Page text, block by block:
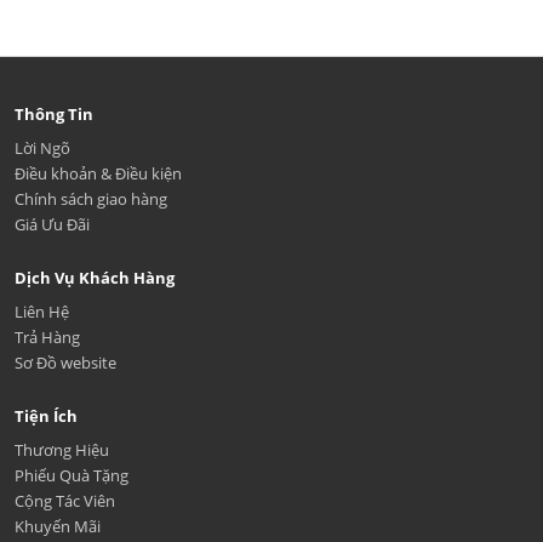
Thông Tin
Lời Ngõ
Điều khoản & Điều kiện
Chính sách giao hàng
Giá Ưu Đãi
Dịch Vụ Khách Hàng
Liên Hệ
Trả Hàng
Sơ Đồ website
Tiện Ích
Thương Hiệu
Phiếu Quà Tặng
Cộng Tác Viên
Khuyến Mãi